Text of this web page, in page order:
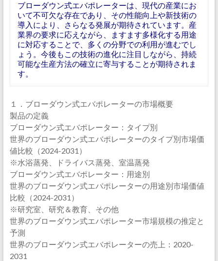
ブローダウン式エバポレーターは、現代の産業にお
いて不可欠な存在であり、その性能向上や新技術の
導入により、さらなる発展が期待されています。産
業界の要求に応えながら、ますます多様化する用途
に対応することで、多くの分野での利用が進むでし
ょう。今後もこの技術の進化に注目しながら、持続
可能な生産方法の確立に寄与することが期待されま
す。
１．ブローダウン式エバポレーターの市場概要
製品の定義
ブローダウン式エバポレーター：タイプ別
世界のブローダウン式エバポレーターのタイプ別市場価
値比較（2024-2031）
※水浴蒸発、ドライバス蒸発、室温蒸発
ブローダウン式エバポレーター：用途別
世界のブローダウン式エバポレーターの用途別市場価値
比較（2024-2031）
※研究室、研究＆教育、その他
世界のブローダウン式エバポレーター市場規模の推定と
予測
世界のブローダウン式エバポレーターの売上：2020-
2031